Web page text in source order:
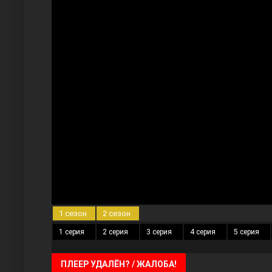
Ветреный холм
1 сезон 2 сезон
1 серия 2 серия 3 серия 4 серия 5 серия
ПЛЕЕР УДАЛЁН? / ЖАЛОБА!